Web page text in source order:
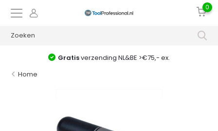
0
Gratisverzending NL&BE >€75,- ex.
Home